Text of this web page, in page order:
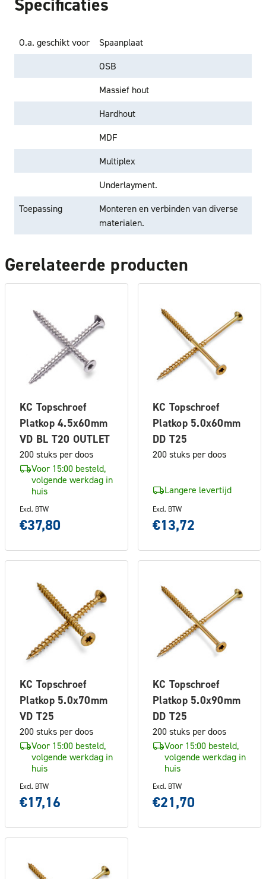
O.a. geschikt voor
Spaanplaat
OSB
Massief hout
Hardhout
MDF
Multiplex
Underlayment.
Toepassing
Monteren en verbinden van diverse
materialen.
Gerelateerde producten
KC Topschroef
Platkop 4.5x60mm
VD BL T20 OUTLET
200 stuks per doos
Voor 15:00 besteld,
volgende werkdag in
huis
Excl. BTW
€37,80
KC Topschroef
Platkop 5.0x60mm
DD T25
200 stuks per doos
Langere levertijd
Excl. BTW
€13,72
KC Topschroef
Platkop 5.0x70mm
VD T25
200 stuks per doos
Voor 15:00 besteld,
volgende werkdag in
huis
Excl. BTW
€17,16
KC Topschroef
Platkop 5.0x90mm
DD T25
200 stuks per doos
Voor 15:00 besteld,
volgende werkdag in
huis
Excl. BTW
€21,70